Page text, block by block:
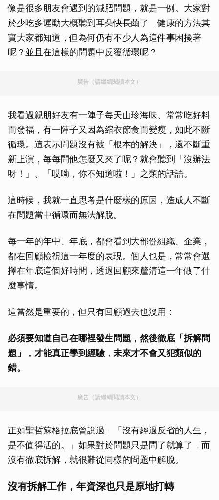
像是很多朋友會遇到的減肥問題，就是一例。大家對
於少吃多運動大概聽到耳朵快長繭了，健康的方法其
實大家都知道，但為何仍有不少人為這件事困擾著
呢？並且在這樣的問題中反覆循環呢？
廣告（請繼續閱讀本文）
我看過親朋好友有一陣子每天山珍海味、常常吃好料
而發福，有一陣子又因為縮衣節食而變瘦，如此不斷
循環。這表示問題沒有被「根本的解決」，還不斷重
新上演，每每問他怎麼又來了呢？就會聽到「沒辦法
呀！」、「哎呦，你不知道啦！」之類的話語。
這時候，我就一直思考是什麼樣的原因，造成人不斷
在問題當中循環而無法解脫。
每一年的年中、年底，都會看到大部份組織、企業，
都在回顧檢視這一年度的表現。個人也是，常常會選
擇在年底這個好時間，透過回顧來釐清這一年做了什
麼事情。
這當然是重要的，但只有回顧過去也沒用：
必須要知道自己在哪裡發生問題，然後徹底「拆解問
題」，才能真正學到經驗，未來才不會又犯類似的
錯。
廣告（請繼續閱讀本文）
正如聖哲蘇格拉底曾說過：「沒有經過反省的人生，
是不值得活的。」如果對於問題只是問了就算了，而
沒有徹底拆解，就很難從同樣的問題中解脫。
沒有拆解工作，年資深也只是原地打轉